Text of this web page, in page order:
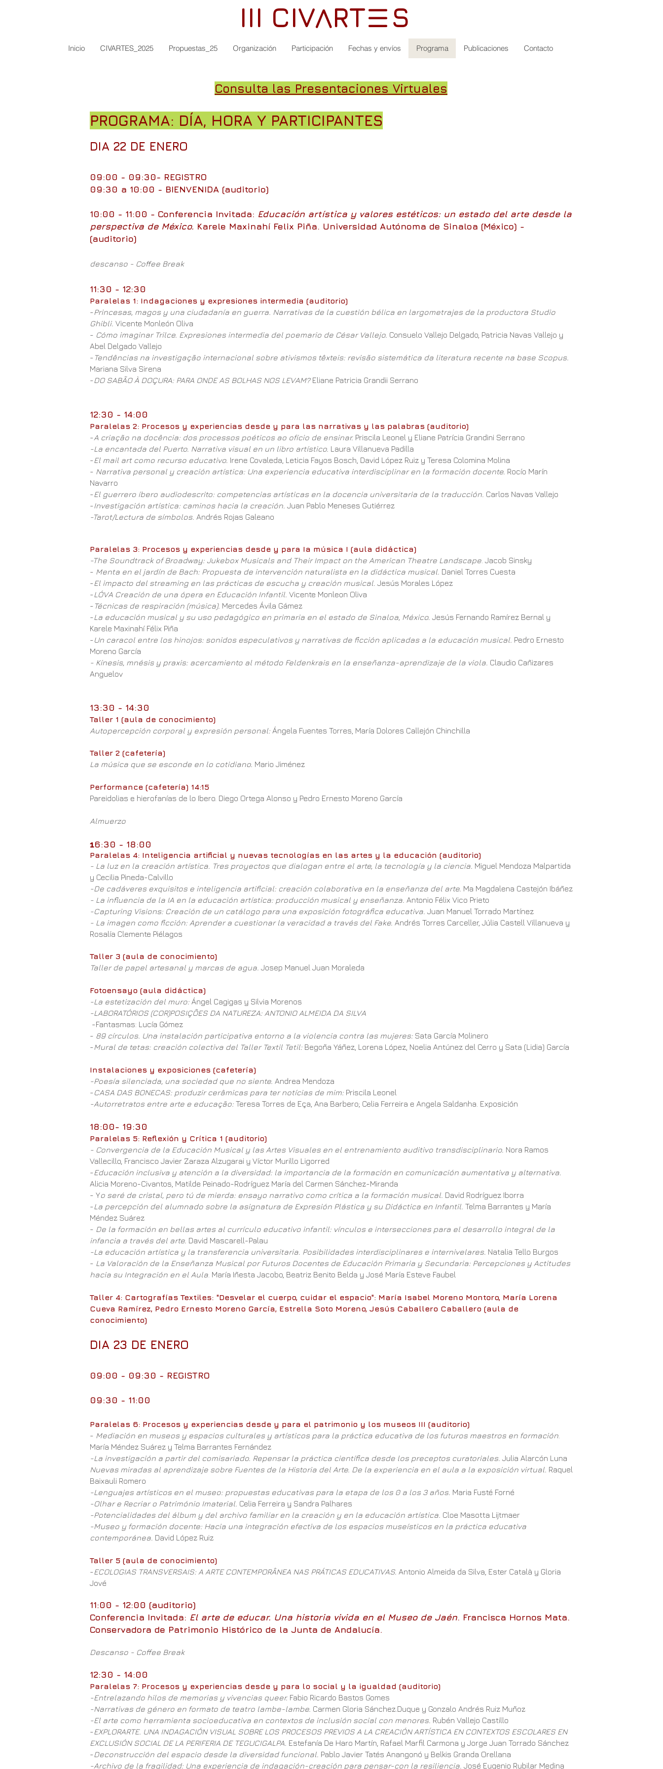
III CIV RT S
III
V
Inicio CIVARTES_2025 Propuestas_25 Organización Participación Fechas y envíos Programa Publicaciones Contacto
Consulta las Presentaciones Virtuales
PROGRAMA: DÍA, HORA Y PARTICIPANTES
DIA 22 DE ENERO
09:00 - 09:30- REGISTRO
09:30 a 10:00 - BIENVENIDA (auditorio)
10:00 - 11:00 - Conferencia Invitada: Educación artística y valores estéticos: un estado del arte desde la
perspectiva de México. Karele Maxinahí Felix Piña. Universidad Autónoma de Sinaloa (México) -
(auditorio)
descanso - Coffee Break
11:30 - 12:30
Paralelas 1: Indagaciones y expresiones intermedia (auditorio)
-Princesas, magos y una ciudadanía en guerra. Narrativas de la cuestión bélica en largometrajes de la productora Studio
Ghibli. Vicente Monleón Oliva
- Cómo imaginar Trilce. Expresiones intermedia del poemario de César Vallejo. Consuelo Vallejo Delgado, Patricia Navas Vallejo y
Abel Delgado Vallejo
- Tendências na investigação internacional sobre ativismos têxteis: revisão sistemática da literatura recente na base Scopus.
Mariana Silva Sirena
-DO SABÃO À DOÇURA: PARA ONDE AS BOLHAS NOS LEVAM?Eliane Patricia Grandii Serrano
12:30 - 14:00
Paralelas 2: Procesos y experiencias desde y para las narrativas y las palabras (auditorio)
-A criação na docência: dos processos poéticos ao ofício de ensinar. Priscila Leonel y Eliane Patrícia Grandini Serrano
-La encantada del Puerto. Narrativa visual en un libro artístico. Laura Villanueva Padilla
-El mail art como recurso educativo. Irene Covaleda, Leticia Fayos Bosch, David López Ruiz y Teresa Colomina Molina
- Narrativa personal y creación artística: Una experiencia educativa interdisciplinar en la formación docente. Rocío Marín
Navarro
-El guerrero íbero audiodescrito: competencias artísticas en la docencia universitaria de la traducción. Carlos Navas Vallejo
-Investigación artística: caminos hacia la creación. Juan Pablo Meneses Gutiérrez
-Tarot/Lectura de símbolos. Andrés Rojas Galeano
Paralelas 3: Procesos y experiencias desde y para Ia música I (aula didáctica)
-The Soundtrack of Broadway: Jukebox Musicals and Their Impact on the American Theatre Landscape . Jacob Sinsky
- Menta en el jardín de Bach: Propuesta de intervención naturalista en la didáctica musical. Daniel Torres Cuesta
-El impacto del streaming en las prácticas de escucha y creación musical. Jesús Morales López
-LÓVA Creación de una ópera en Educación Infantil. Vicente Monleon Oliva
- Técnicas de respiración (música). Mercedes Ávila Gámez
-La educación musical y su uso pedagógico en primaria en el estado de Sinaloa, México. Jesús Fernando Ramírez Bernal y
Karele Maxinahí Félix Piña
-Un caracol entre los hinojos: sonidos especulativos y narrativas de ficción aplicadas a la educación musical. Pedro Ernesto
Moreno García
- Kínesis, mnésis y praxis: acercamiento al método Feldenkrais en la enseñanza-aprendizaje de la viola. Claudio Cañizares
Anguelov
13:30 - 14:30
Taller 1 (aula de conocimiento)
Autopercepción corporal y expresión personal: Ángela Fuentes Torres, María Dolores Callejón Chinchilla
Taller 2 (cafetería)
La música que se esconde en lo cotidiano. Mario Jiménez
Performance (cafetería) 14:15
Pareidolias e hierofanías de lo Ibero. Diego Ortega Alonso y Pedro Ernesto Moreno García
Almuerzo
16:30 - 18:00
Paralelas 4: Inteligencia artificial y nuevas tecnologías en las artes y la educación (auditorio)
- La luz en la creación artística. Tres proyectos que dialogan entre el arte, la tecnología y la ciencia. Miguel Mendoza Malpartida
y Cecilia Pineda-Calvillo
-De cadáveres exquisitos e inteligencia artificial: creación colaborativa en la enseñanza del arte. Ma Magdalena Castejón Ibáñez
- La influencia de la IA en la educación artística: producción musical y enseñanza. Antonio Félix Vico Prieto
-Capturing Visions: Creación de un catálogo para una exposición fotográfica educativa. Juan Manuel Torrado Martínez
- La imagen como ficción: Aprender a cuestionar la veracidad a través del Fake. Andrés Torres Carceller, Júlia Castell Villanueva y
Rosalía Clemente Piélagos
Taller 3 (aula de conocimiento)
Taller de papel artesanal y marcas de agua. Josep Manuel Juan Moraleda
Fotoensayo (aula didáctica)
-La estetización del muro: Ángel Cagigas y Silvia Morenos
-LABORATÓRIOS (COR)POSIÇÕES DA NATUREZA: ANTONIO ALMEIDA DA SILVA
-Fantasmas: Lucía Gómez
- 89 círculos. Una instalación participativa entorno a la violencia contra las mujeres: Sata García Molinero
-Mural de tetas: creación colectiva del Taller Textil Tetil: Begoña Yáñez, Lorena López, Noelia Antúnez del Cerro y Sata (Lidia) García
Instalaciones y exposiciones (cafetería)
-Poesía silenciada, una sociedad que no siente. Andrea Mendoza
-CASA DAS BONECAS: produzir cerâmicas para ter notícias de mim: Priscila Leonel
-Autorretratos entre arte e educação: Teresa Torres de Eça, Ana Barbero; Celia Ferreira e Angela Saldanha. Exposición
18:00- 19:30
Paralelas 5: Reflexión y Crítica 1 (auditorio)
- Convergencia de la Educación Musical y las Artes Visuales en el entrenamiento auditivo transdisciplinario. Nora Ramos
Vallecillo, Francisco Javier Zaraza Alzugarai y Víctor Murillo Ligorred
-Educación inclusiva y atención a la diversidad: la importancia de la formación en comunicación aumentativa y alternativa.
Alicia Moreno-Civantos, Matilde Peinado-Rodríguez María del Carmen Sánchez-Miranda
- Yo seré de cristal, pero tú de mierda: ensayo narrativo como crítica a la formación musical. David Rodríguez Iborra
-La percepción del alumnado sobre la asignatura de Expresión Plástica y su Didáctica en Infantil. Telma Barrantes y María
Méndez Suárez
- De la formación en bellas artes al currículo educativo infantil: vínculos e intersecciones para el desarrollo integral de la
infancia a través del arte. David Mascarell-Palau
-La educación artística y la transferencia universitaria. Posibilidades interdisciplinares e internivelares. Natalia Tello Burgos
- La Valoración de la Enseñanza Musical por Futuros Docentes de Educación Primaria y Secundaria: Percepciones y Actitudes
hacia su Integración en el Aula . María Iñesta Jacobo, Beatriz Benito Belda y José María Esteve Faubel
Taller 4: Cartografías Textiles: "Desvelar el cuerpo, cuidar el espacio": María Isabel Moreno Montoro, María Lorena
Cueva Ramírez, Pedro Ernesto Moreno García, Estrella Soto Moreno, Jesús Caballero Caballero (aula de
conocimiento)
DIA 23 DE ENERO
09:00 - 09:30 - REGISTRO
09:30 - 11:00
Paralelas 6: Procesos y experiencias desde y para el patrimonio y los museos III (auditorio)
- Mediación en museos y espacios culturales y artísticos para la práctica educativa de los futuros maestros en formación
María Méndez Suárez y Telma Barrantes Fernández
-La investigación a partir del comisariado. Repensar la práctica científica desde los preceptos curatoriales. Julia Alarcón Luna
Nuevas miradas al aprendizaje sobre Fuentes de la Historia del Arte. De la experiencia en el aula a la exposición virtual. Raquel
Baixauli Romero
-Lenguajes artísticos en el museo: propuestas educativas para la etapa de los 0 a los 3 años. Maria Fusté Forné
-Olhar e Recriar o Património Imaterial. Celia Ferreira y Sandra Palhares
-Potencialidades del álbum y del archivo familiar en la creación y en la educación artística. Cloe Masotta Lijtmaer
-Museo y formación docente: Hacia una integración efectiva de los espacios museísticos en la práctica educativa
contemporánea. David López Ruiz
Taller 5 (aula de conocimiento)
-ECOLOGIAS TRANSVERSAIS: A ARTE CONTEMPORÂNEA NAS PRÁTICAS EDUCATIVAS. Antonio Almeida da Silva, Ester Català y Gloria
Jové
11:00 - 12:00 (auditorio)
Conferencia Invitada: El arte de educar. Una historia vivida en el Museo de Jaén. Francisca Hornos Mata.
Conservadora de Patrimonio Histórico de la Junta de Andalucía.
Descanso - Coffee Break
12:30 - 14:00
Paralelas 7: Procesos y experiencias desde y para lo social y la igualdad (auditorio)
-Entrelazando hilos de memorias y vivencias queer. Fabio Ricardo Bastos Gomes
-Narrativas de género en formato de teatro lambe-lambe. Carmen Gloria Sánchez.Duque y Gonzalo Andrés Ruiz Muñoz
-El arte como herramienta socioeducativa en contextos de inclusión social con menores. Rubén Vallejo Castillo
-EXPLORARTE. UNA INDAGACIÓN VISUAL SOBRE LOS PROCESOS PREVIOS A LA CREACIÓN ARTÍSTICA EN CONTEXTOS ESCOLARES EN
EXCLUSIÓN SOCIAL DE LA PERIFERIA DE TEGUCIGALPA. Estefanía De Haro Martín, Rafael Marfil Carmona y Jorge Juan Torrado Sánchez
-Deconstrucción del espacio desde la diversidad funcional. Pablo Javier Tatés Anangonó y Belkis Granda Orellana
-Archivo de la fragilidad: Una experiencia de indagación-creación para pensar-con la resiliencia. José Eugenio Rubilar Medina